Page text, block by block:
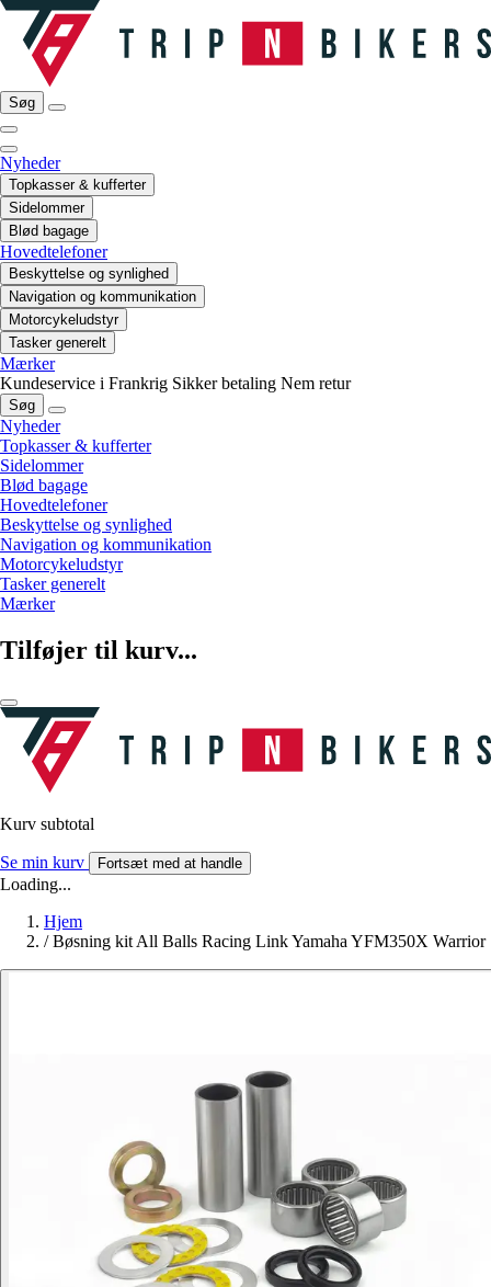
Søg
Nyheder
Topkasser & kufferter
Sidelommer
Blød bagage
Hovedtelefoner
Beskyttelse og synlighed
Navigation og kommunikation
Motorcykeludstyr
Tasker generelt
Mærker
Kundeservice i Frankrig Sikker betaling Nem retur
Søg
Nyheder
Topkasser & kufferter
Sidelommer
Blød bagage
Hovedtelefoner
Beskyttelse og synlighed
Navigation og kommunikation
Motorcykeludstyr
Tasker generelt
Mærker
Tilføjer til kurv...
Kurv subtotal
Se min kurv Fortsæt med at handle
Loading...
Hjem
/ Bøsning kit All Balls Racing Link Yamaha YFM350X Warrior